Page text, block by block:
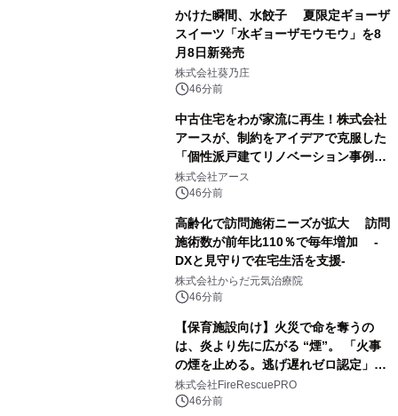
かけた瞬間、水餃子 夏限定ギョーザ
スイーツ「水ギョーザモウモウ」を8
月8日新発売
株式会社葵乃庄
46分前
中古住宅をわが家流に再生！株式会社
アースが、制約をアイデアで克服した
「個性派戸建てリノベーション事例5
選」を公開
株式会社アース
46分前
高齢化で訪問施術ニーズが拡大 訪問
施術数が前年比110％で毎年増加 -
DXと見守りで在宅生活を支援-
株式会社からだ元気治療院
46分前
【保育施設向け】火災で命を奪うの
は、炎より先に広がる “煙”。 「火事
の煙を止める。逃げ遅れゼロ認定」提
供開始
株式会社FireRescuePRO
46分前